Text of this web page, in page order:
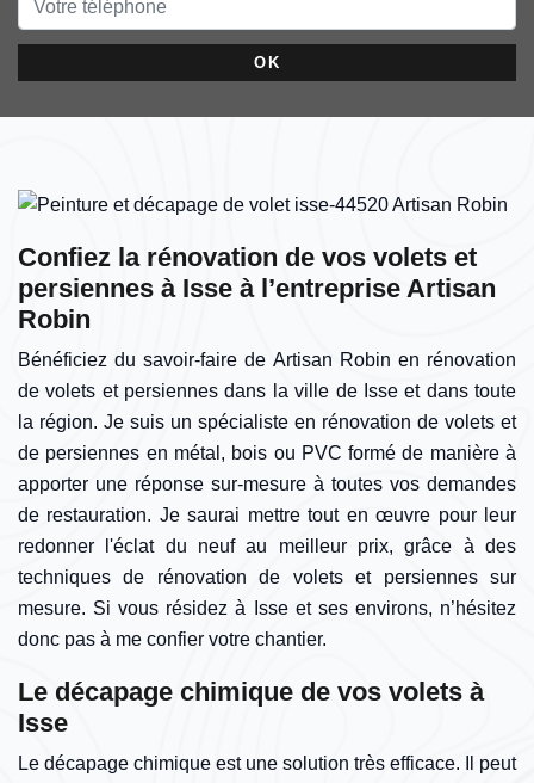
Confiez la rénovation de vos volets et
persiennes à Isse à l’entreprise Artisan
Robin
Bénéficiez du savoir-faire de Artisan Robin en rénovation
de volets et persiennes dans la ville de Isse et dans toute
la région. Je suis un spécialiste en rénovation de volets et
de persiennes en métal, bois ou PVC formé de manière à
apporter une réponse sur-mesure à toutes vos demandes
de restauration. Je saurai mettre tout en œuvre pour leur
redonner l'éclat du neuf au meilleur prix, grâce à des
techniques de rénovation de volets et persiennes sur
mesure. Si vous résidez à Isse et ses environs, n’hésitez
donc pas à me confier votre chantier.
Le décapage chimique de vos volets à
Isse
Le décapage chimique est une solution très efficace. Il peut